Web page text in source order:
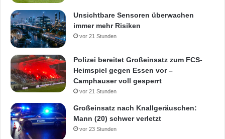
Unsichtbare Sensoren überwachen
immer mehr Risiken
vor 21 Stunden
Polizei bereitet Großeinsatz zum FCS-
Heimspiel gegen Essen vor –
Camphauser voll gesperrt
vor 21 Stunden
Großeinsatz nach Knallgeräuschen:
Mann (20) schwer verletzt
vor 23 Stunden